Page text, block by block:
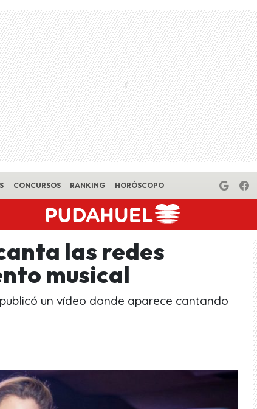
CONCURSOS RANKING HORÓSCOPO
las redes
musical
un vídeo donde aparece cantando